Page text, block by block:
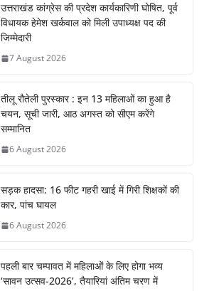
उत्तराखंड कांग्रेस की प्रदेश कार्यकारिणी घोषित, पूर्व
विधायक हेमेश खर्कवाल को मिली उपाध्यक्ष पद की
जिम्मेदारी
7 August 2026
तीलू रौतेली पुरस्कार : इन 13 महिलाओं का हुआ है
चयन, सूची जारी, आठ अगस्त को सीएम करेंगे
सम्मानित
6 August 2026
सड़क हादसा: 16 फीट गहरी खाई में गिरी शिक्षकों की
कार, पांच घायल
6 August 2026
पहली बार चम्पावत में महिलाओं के लिए होगा भव्य
‘सावन उत्सव-2026’, तैयारियां अंतिम चरण में